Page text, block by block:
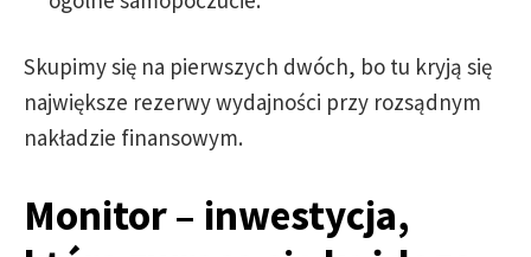
Skupimy się na pierwszych dwóch, bo tu kryją się
największe rezerwy wydajności przy rozsądnym
nakładzie finansowym.
Monitor – inwestycja,